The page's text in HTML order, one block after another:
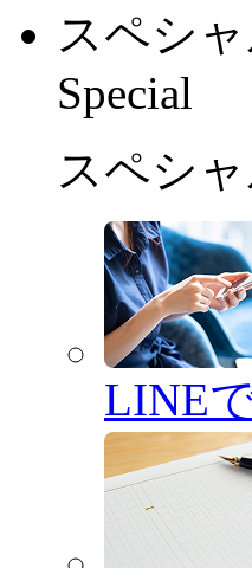
スペシ
Special
スペシ
LINE